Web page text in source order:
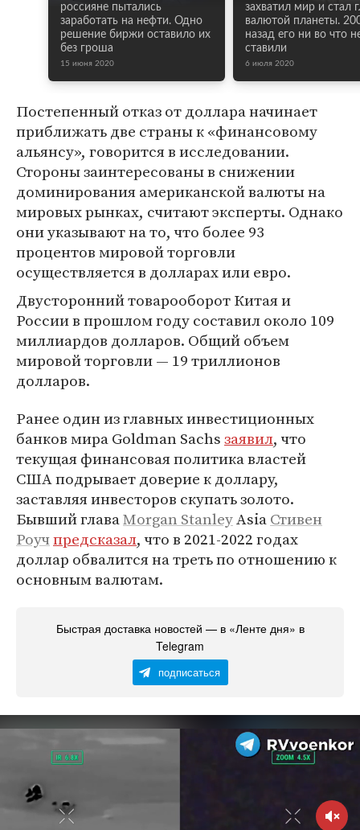
россияне пытались
заработать на нефти. Одно
решение биржи оставило их
без гроша
15 июня 2020
захватил мир и стал
валютой планеты.
назад его ни во что
ставили
6 июля 2020
Постепенный отказ от доллара начинает
приближать две страны к «финансовому
альянсу», говорится в исследовании.
Стороны заинтересованы в снижении
доминирования американской валюты на
мировых рынках, считают эксперты. Однако
они указывают на то, что более 93
процентов мировой торговли
осуществляется в долларах или евро.
Двусторонний товарооборот Китая и
России в прошлом году составил около 109
миллиардов долларов. Общий объем
мировой торговли — 19 триллионов
долларов.
Ранее один из главных инвестиционных
банков мира Goldman Sachsзаявил, что
текущая финансовая политика властей
США подрывает доверие к доллару,
заставляя инвесторов скупать золото.
Бывший главаMorgan StanleyAsiaСтивен
Роучпредсказал, что в 2021-2022 годах
доллар обвалится на треть по отношению к
основным валютам.
Быстрая доставка новостей — в «Ленте дня» в
Telegram
подписаться